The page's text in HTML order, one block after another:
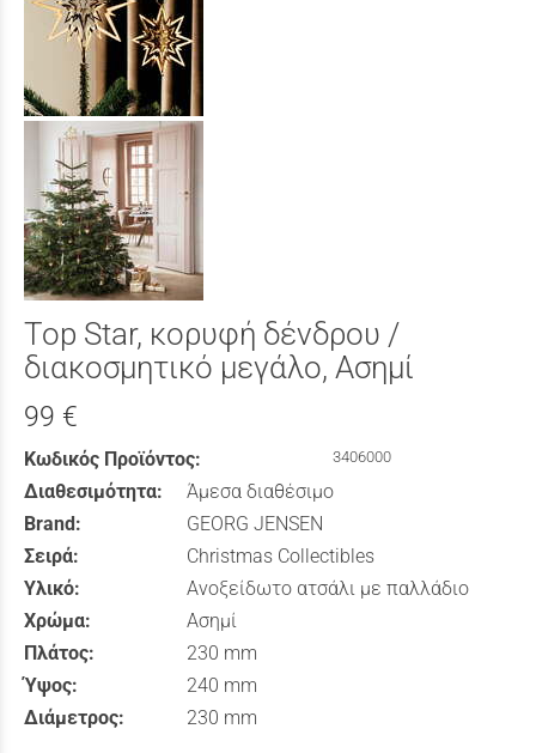
Top Star, κορυφή δένδρου /
διακοσμητικό μεγάλο, Ασημί
99 €
Κωδικός Προϊόντος: 3406000
Διαθεσιμότητα:
Άμεσα διαθέσιμο
Brand:
GEORG JENSEN
Σειρά:
Christmas Collectibles
Υλικό:
Ανοξείδωτο ατσάλι με παλλάδιο
Χρώμα:
Ασημί
Πλάτος:
230 mm
Ύψος:
240 mm
Διάμετρος:
230 mm